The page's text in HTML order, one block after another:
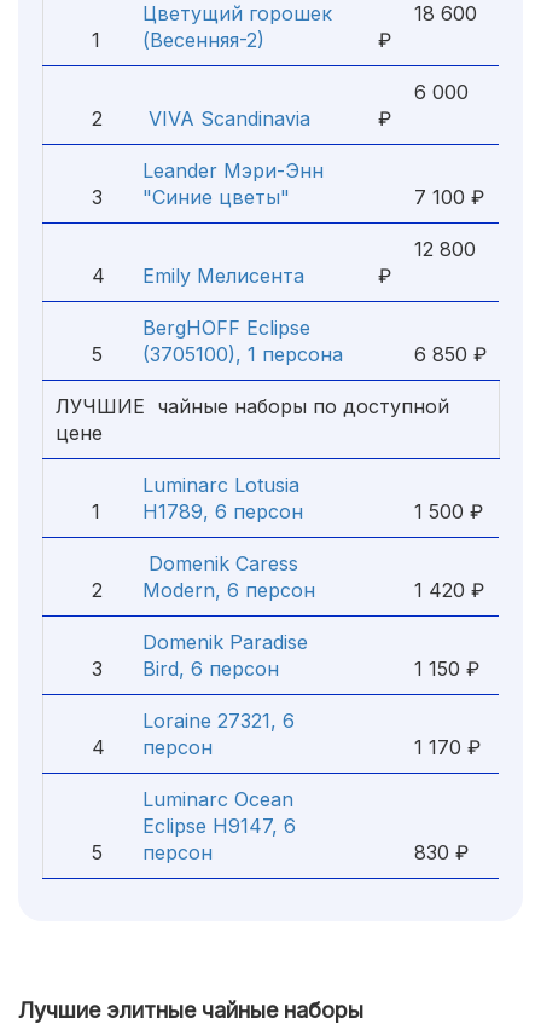
1
Цветущий горошек
(Весенняя-2)
18 600
₽
2 VIVA Scandinavia
6 000
₽
3
Leander Мэри-Энн
"Синие цветы"
7 100 ₽
4 Emily Мелисента
12 800
₽
5
BergHOFF Eclipse
(3705100), 1 персона
6 850 ₽
ЛУЧШИЕ чайные наборы по доступной
цене
1
Luminarc Lotusia
H1789, 6 персон
1 500 ₽
2
Domenik Caress
Modern, 6 персон
1 420 ₽
3
Domenik Paradise
Bird, 6 персон
1 150 ₽
4
Loraine 27321, 6
персон
1 170 ₽
5
Luminarc Ocean
Eclipse H9147, 6
персон
830 ₽
Лучшие элитные чайные наборы